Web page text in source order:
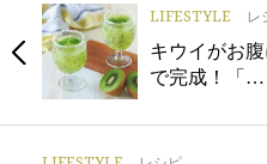
LIFESTYLE レ
キウイがお
で完成！「…